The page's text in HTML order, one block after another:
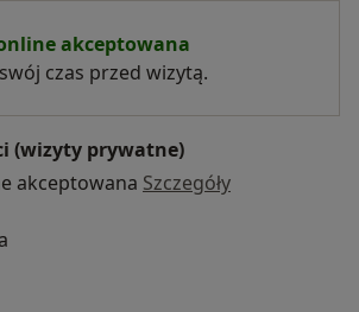
akceptowana
czas przed wizytą.
(wizyty prywatne)
akceptowana Szczegóły